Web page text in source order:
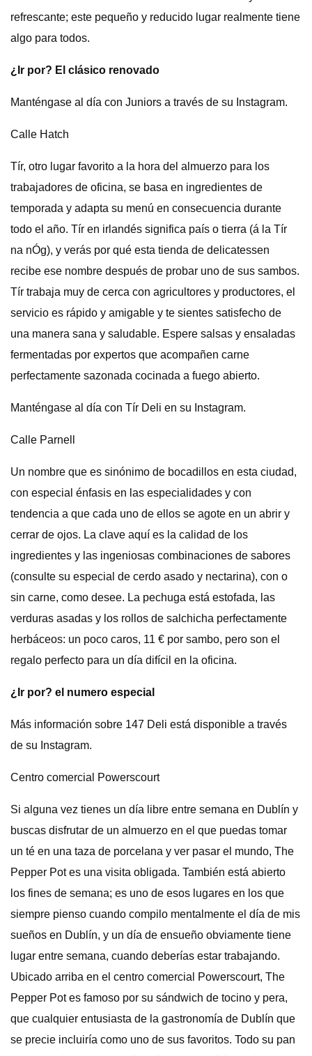
refrescante; este pequeño y reducido lugar realmente tiene
algo para todos.
¿Ir por? El clásico renovado
Manténgase al día con Juniors a través de su Instagram.
Calle Hatch
Tír, otro lugar favorito a la hora del almuerzo para los
trabajadores de oficina, se basa en ingredientes de
temporada y adapta su menú en consecuencia durante
todo el año. Tír en irlandés significa país o tierra (á la Tír
na nÓg), y verás por qué esta tienda de delicatessen
recibe ese nombre después de probar uno de sus sambos.
Tír trabaja muy de cerca con agricultores y productores, el
servicio es rápido y amigable y te sientes satisfecho de
una manera sana y saludable. Espere salsas y ensaladas
fermentadas por expertos que acompañen carne
perfectamente sazonada cocinada a fuego abierto.
Manténgase al día con Tír Deli en su Instagram.
Calle Parnell
Un nombre que es sinónimo de bocadillos en esta ciudad,
con especial énfasis en las especialidades y con
tendencia a que cada uno de ellos se agote en un abrir y
cerrar de ojos. La clave aquí es la calidad de los
ingredientes y las ingeniosas combinaciones de sabores
(consulte su especial de cerdo asado y nectarina), con o
sin carne, como desee. La pechuga está estofada, las
verduras asadas y los rollos de salchicha perfectamente
herbáceos: un poco caros, 11 € por sambo, pero son el
regalo perfecto para un día difícil en la oficina.
¿Ir por? el numero especial
Más información sobre 147 Deli está disponible a través
de su Instagram.
Centro comercial Powerscourt
Si alguna vez tienes un día libre entre semana en Dublín y
buscas disfrutar de un almuerzo en el que puedas tomar
un té en una taza de porcelana y ver pasar el mundo, The
Pepper Pot es una visita obligada. También está abierto
los fines de semana; es uno de esos lugares en los que
siempre pienso cuando compilo mentalmente el día de mis
sueños en Dublín, y un día de ensueño obviamente tiene
lugar entre semana, cuando deberías estar trabajando.
Ubicado arriba en el centro comercial Powerscourt, The
Pepper Pot es famoso por su sándwich de tocino y pera,
que cualquier entusiasta de la gastronomía de Dublín que
se precie incluiría como uno de sus favoritos. Todo su pan